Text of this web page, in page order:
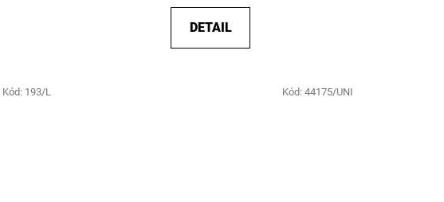
DETAIL
Kód: 193/L Kód: 44175/UNI